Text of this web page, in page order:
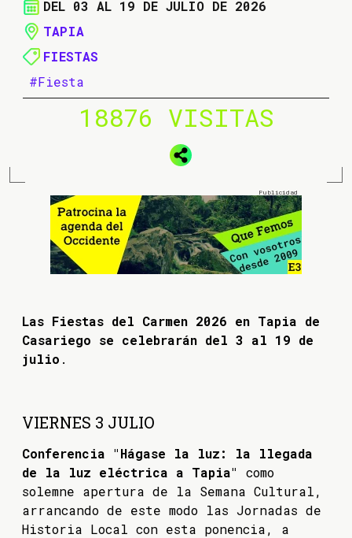
DEL 03 AL 19 DE JULIO DE 2026
TAPIA
FIESTAS
#Fiesta
18876 VISITAS
Las Fiestas del Carmen 2026 en Tapia de
Casariego se celebrarán del 3 al 19 de
julio .
VIERNES 3 JULIO
Conferencia "Hágase la luz: la llegada
de la luz eléctrica a Tapia" como
solemne apertura de la Semana Cultural,
arrancando de este modo las Jornadas de
Historia Local con esta ponencia, a